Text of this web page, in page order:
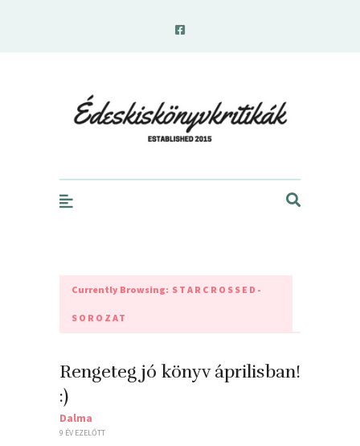
Currently Browsing: STARCROSSED-
SOROZAT
Rengeteg jó könyv áprilisban!
:)
Dalma
9 ÉV EZELŐTT